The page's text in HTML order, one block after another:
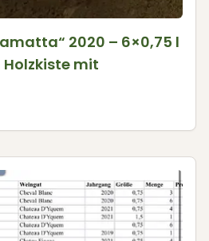
2020 – 6×0,75 l
mit